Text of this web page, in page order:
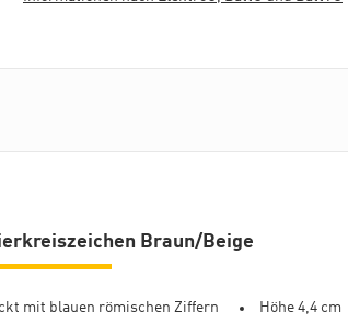
Braun/Beige
mit blauen römischen Ziffern
Höhe 4,4 cm